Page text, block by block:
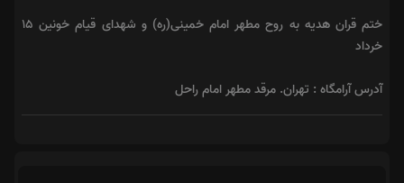
ختم قران هدیه به روح مطهر امام خمینی(ره) و شهدای قیام خونین ۱۵
خرداد
آدرس آرامگاه : تهران. مرقد مطهر امام راحل